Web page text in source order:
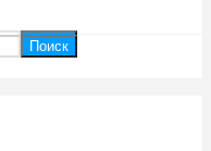
Поиск
Поиск